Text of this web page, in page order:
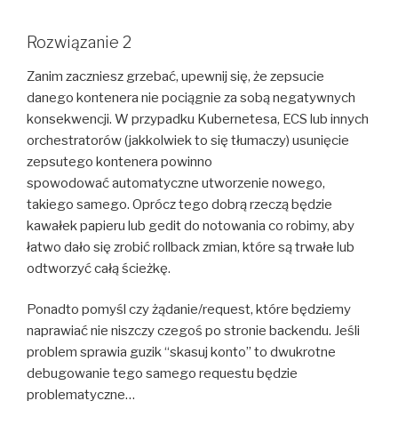
Rozwiązanie 2
Zanim zaczniesz grzebać, upewnij się, że zepsucie
danego kontenera nie pociągnie za sobą negatywnych
konsekwencji. W przypadku Kubernetesa, ECS lub innych
orchestratorów (jakkolwiek to się tłumaczy) usunięcie
zepsutego kontenera powinno
spowodować automatyczne utworzenie nowego,
takiego samego. Oprócz tego dobrą rzeczą będzie
kawałek papieru lub gedit do notowania co robimy, aby
łatwo dało się zrobić rollback zmian, które są trwałe lub
odtworzyć całą ścieżkę.
Ponadto pomyśl czy żądanie/request, które będziemy
naprawiać nie niszczy czegoś po stronie backendu. Jeśli
problem sprawia guzik “skasuj konto” to dwukrotne
debugowanie tego samego requestu będzie
problematyczne…